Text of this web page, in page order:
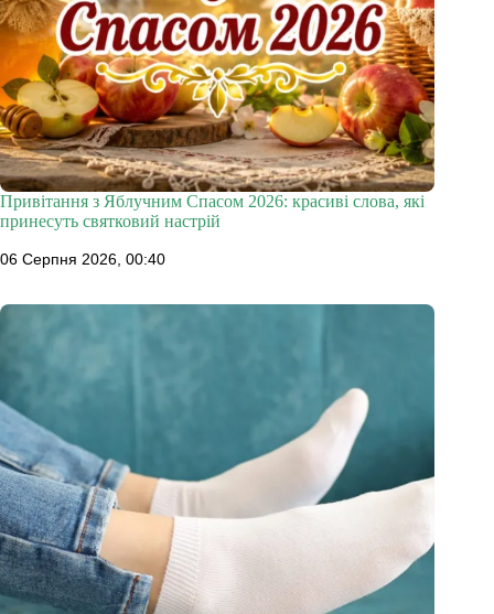
Привітання з Яблучним Спасом 2026: красиві слова, які
принесуть святковий настрій
06 Серпня 2026, 00:40